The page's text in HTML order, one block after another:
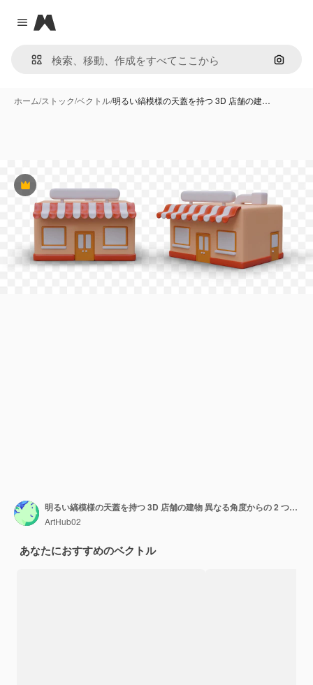
Close menu
Magnific
画像で
ホーム/ストック/ベクトル/明るい縞模様の天蓋を持つ 3D 店舗の建…
Premium
明るい縞模様の天蓋を持つ 3D 店舗の建物 異なる角度からの 2 つの画像
ArtHub02
あなたにおすすめのベクトル